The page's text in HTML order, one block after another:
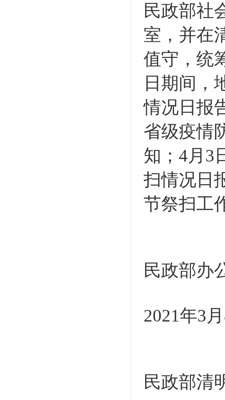
民政部社
室，并在
值守，统
日期间，
情况日报
省级疫情
知；4月3
扫情况日
节祭扫工
民政部办
2021年3
民政部清